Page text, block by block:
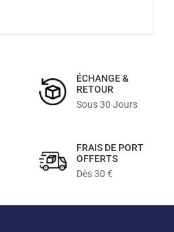
ÉCHANGE &
RETOUR
Sous 30 Jours
FRAIS DE PORT
OFFERTS
Dès 30 €